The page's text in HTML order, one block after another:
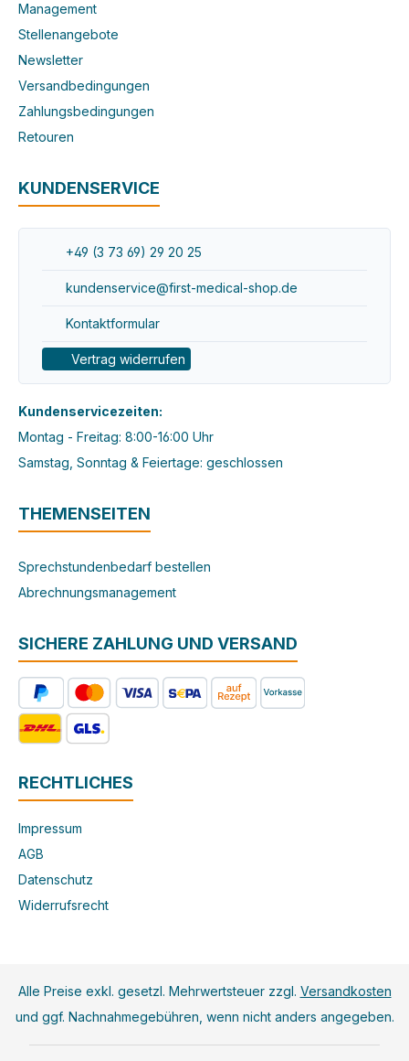
Management
Stellenangebote
Newsletter
Versandbedingungen
Zahlungsbedingungen
Retouren
KUNDENSERVICE
+49 (3 73 69) 29 20 25
kundenservice@first-medical-shop.de
Kontaktformular
Vertrag widerrufen
Kundenservicezeiten:
Montag - Freitag: 8:00-16:00 Uhr
Samstag, Sonntag & Feiertage: geschlossen
THEMENSEITEN
Sprechstundenbedarf bestellen
Abrechnungsmanagement
SICHERE ZAHLUNG UND VERSAND
RECHTLICHES
Impressum
AGB
Datenschutz
Widerrufsrecht
Alle Preise exkl. gesetzl. Mehrwertsteuer zzgl. Versandkosten
und ggf. Nachnahmegebühren, wenn nicht anders angegeben.